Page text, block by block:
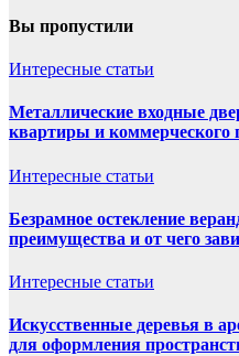
Вы пропустили
Интересные статьи
Металлические входные
квартиры и коммерческого
Интересные статьи
Безрамное остекление
преимущества и от чего
Интересные статьи
Искусственные деревья в
для оформления